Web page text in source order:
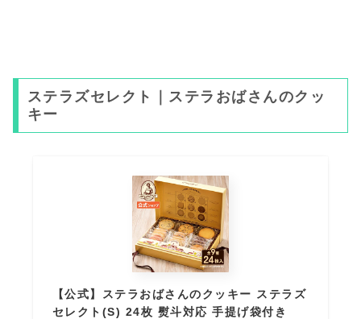
ステラズセレクト｜ステラおばさんのクッ
キー
【公式】ステラおばさんのクッキー ステラズ
セレクト(S) 24枚 熨斗対応 手提げ袋付き